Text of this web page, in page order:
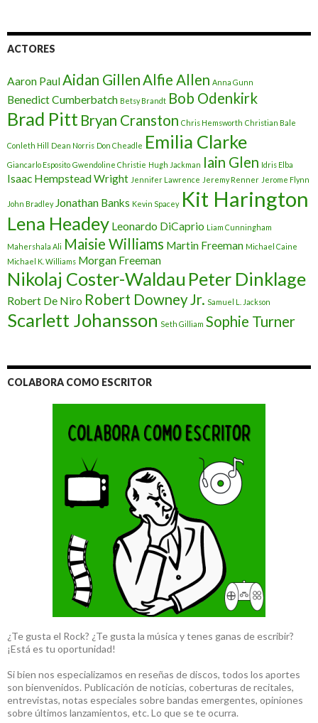
ACTORES
Aaron Paul Aidan Gillen Alfie Allen Anna Gunn
Benedict Cumberbatch Betsy Brandt Bob Odenkirk
Brad Pitt Bryan Cranston Chris Hemsworth Christian Bale
Conleth Hill Dean Norris Don Cheadle Emilia Clarke
Giancarlo Esposito Gwendoline Christie Hugh Jackman Iain Glen Idris Elba
Isaac Hempstead Wright Jennifer Lawrence Jeremy Renner Jerome Flynn
John Bradley Jonathan Banks Kevin Spacey Kit Harington
Lena Headey Leonardo DiCaprio Liam Cunningham
Mahershala Ali Maisie Williams Martin Freeman Michael Caine
Michael K. Williams Morgan Freeman
Nikolaj Coster-Waldau Peter Dinklage
Robert De Niro Robert Downey Jr. Samuel L. Jackson
Scarlett Johansson Seth Gilliam Sophie Turner
COLABORA COMO ESCRITOR
¿Te gusta el Rock? ¿Te gusta la música y tenes ganas de escribir?
¡Está es tu oportunidad!
Si bien nos especializamos en reseñas de discos, todos los aportes
son bienvenidos. Publicación de noticias, coberturas de recitales,
entrevistas, notas especiales sobre bandas emergentes, opiniones
sobre últimos lanzamientos, etc. Lo que se te ocurra.